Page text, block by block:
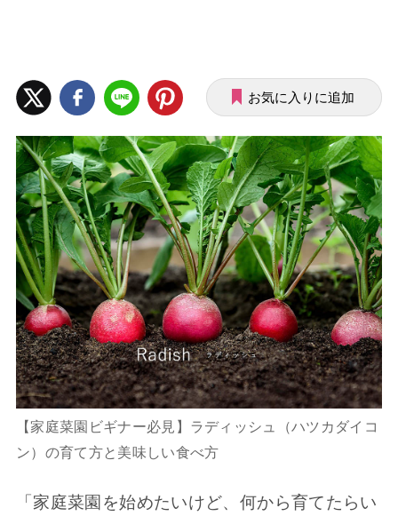
お気に入りに追加
【家庭菜園ビギナー必見】ラディッシュ（ハツカダイコ
ン）の育て方と美味しい食べ方
「家庭菜園を始めたいけど、何から育てたらい